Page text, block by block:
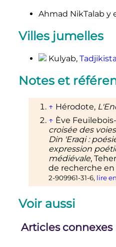
Ahmad NikTalab y
Villes jumelles
Kulyab,
Notes et
↑ Hérodote,
↑ Ève
croisée des
Din 'Eraqi :
expression
médiévale,
de recherche en
2-909961-31-6, lire
Voir aussi
Articles connexes